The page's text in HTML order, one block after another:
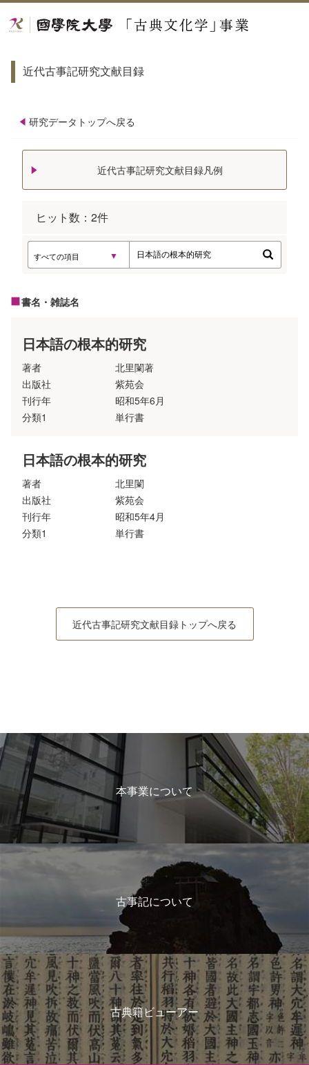
近代古事記研究文献目録
研究データトップへ戻る
近代古事記研究文献目録凡例
ヒット数： 2件
書名・雑誌名
日本語の根本的研究
著者
北里闌著
出版社
紫苑会
刊行年
昭和5年6月
分類1
単行書
日本語の根本的研究
著者
北里闌
出版社
紫苑会
刊行年
昭和5年4月
分類1
単行書
近代古事記研究文献目録トップへ戻る
本事業について
古事記について
古典籍ビューアー